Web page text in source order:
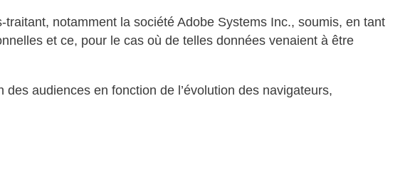
notamment la société Adobe Systems Inc., soumis, en tant
et ce, pour le cas où de telles données venaient à être
audiences en fonction de l’évolution des navigateurs,